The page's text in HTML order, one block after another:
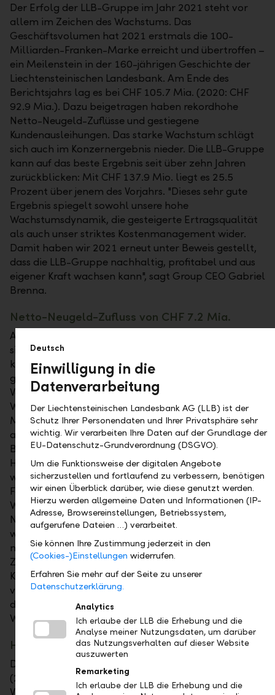
Der Erfolg der LLB-Gruppe im Jahr 2021 steht vor
allem im Zeichen des Wachstums. Das
Geschäftsvolumen hat 2021 erstmals die 100-
Milliarden-Franken-Marke erreicht und übertroffen –
ein Meilenstein in der 160-jährigen Geschichte der
Liechtensteinischen Landesbank. Am Ende des
Berichtsjahrs lag es bei CHF 105.7 Mia. (2020: CHF
92.9 Mia.). Dazu beigetragen haben rekordhohe
Netto-Neugeld-Zuflüsse und gestiegene
Kundenausleihungen. Das starke Wachstum schlägt
sich auch im Konzernergebnis nieder. Die LLB-Gruppe
kann auf das beste Ergebnis seit über zehn Jahren
zurückblicken: Mit CHF 137.9 Mio. liegt es 25.5
Prozent über jenem des Vorjahrs. "Dieses sehr gute
Ergebnis spiegelt sowohl unsere hohe
Wachstumsdynamik, die gesteigerte Ertragsqualität
als auch unser striktes Kostenmanagement wider.
Damit haben wir 2021 erneut unter Beweis gestellt,
dass die LLB-Gruppe nachhaltig, profitabel und aus
eigener Kraft wachsen kann", sagt Group CEO Gabriel
Brenna.
Netto-Neugeld-Zufluss von CHF 7.2 Mia.
Als besonders wichtiger Treiber des Wachstums hat
sich der Netto-Neugeld-Zufluss erwiesen. 2021
konnte die LLB-Gruppe CHF 7.2 Mia. an Neugeld
generieren. Das ist mehr als doppelt so viel wie im
Vorjahr (2020: CHF 3.3 Mia.) und entspricht einem
Wachstum von 9.1 Prozent bei den Kundenvermögen.
Mitgetragen wird diese erfreuliche Entwicklung von
allen Marktdivisionen und Buchungszentren.
Besonders stark war das Wachstum in den
Heimmärkten Liechtenstein und Österreich. Ein
wesentlicher Anteil daran ist auf Zuflüsse im
Fondsgeschäft zurückzuführen. Auch in den
Wachstumsmärkten Zentral- und Osteuropa sowie
Naher Osten konnten erfreuliche Zuwächse erzielt
werden. Allein durch die Vermittlungsvereinbarung
mit der Credit Suisse in Österreich ergaben sich
Zuflüsse von CHF 0.8 Mia. Insgesamt erreichten die
Kundenvermögen damit einen neuen Höchststand
von CHF 91.9 Mia. (31.12.2020: CHF 79.7 Mia.), und
die LLB-Gruppe erzielte das grösste organische
Wachstum ihrer bisherigen Geschichte.
Höchstwert bei Kundenausleihungen
Die Kundenausleihungen sind 2021 auf CHF 13.8 Mia.
(2020: CHF 13.2 Mia.) angestiegen. Der Grossteil des
Volumens entfällt dabei auf Hypotheken. Diese
Deutsch
Einwilligung in die
Datenverarbeitung
Der Liechtensteinischen Landesbank AG (LLB) ist der
Schutz Ihrer Personendaten und Ihrer Privatsphäre sehr
wichtig. Wir verarbeiten Ihre Daten auf der Grundlage der
EU-Datenschutz-Grundverordnung (DSGVO).
Um die Funktionsweise der digitalen Angebote
sicherzustellen und fortlaufend zu verbessern, benötigen
wir einen Überblick darüber, wie diese genutzt werden.
Hierzu werden allgemeine Daten und Informationen (IP-
Adresse, Browsereinstellungen, Betriebssystem,
aufgerufene Dateien …) verarbeitet.
Sie können Ihre Zustimmung jederzeit in den
(Cookies-)Einstellungen widerrufen.
Erfahren Sie mehr auf der Seite zu unserer
Datenschutzerklärung.
Analytics
Ich erlaube der LLB die Erhebung und die
Analyse meiner Nutzungsdaten, um darüber
das Nutzungsverhalten auf dieser Website
auszuwerten
Remarketing
Ich erlaube der LLB die Erhebung und die